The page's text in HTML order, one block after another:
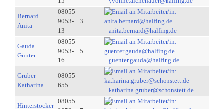
Bernard
Anita
08055
9053-
13
3
anita.bernard@halfing.de
Gauda
Günter
08055
9053-
16
5
guenter.gauda@halfing.de
Gruber
Katharina
08055
655
katharina.gruber@schonstett.de
Hinterstocker
08055